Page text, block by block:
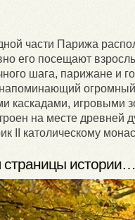
части Парижа
его посещают
шага, парижане и
каскадами, игровыми
на месте древней
II католическому
страницы истории…